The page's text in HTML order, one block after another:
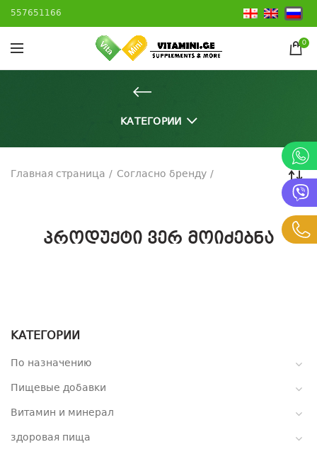
557651166
0
КАТЕГОРИИ
КАТЕГОРИИ
По назначению
Пищевые добавки
Витамин и минерал
здоровая пища
Главная страница Согласно бренду
პროდუქტი ვერ მოიძებნა